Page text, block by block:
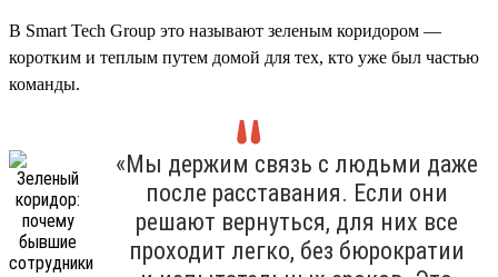
В Smart Tech Group это называют зеленым коридором —
коротким и теплым путем домой для тех, кто уже был частью
команды.
«Мы держим связь с людьми даже
после расставания. Если они
решают вернуться, для них все
проходит легко, без бюрократии